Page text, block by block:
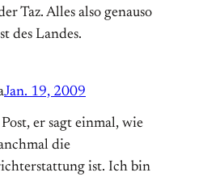
Taz. Alles also genauso
des Landes.
Jan. 19, 2009
er sagt einmal, wie
die
ist. Ich bin